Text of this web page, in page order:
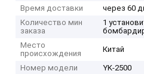
Время доставки
через 60
Количество мин
заказа
1
Место
происхождения
Китай
Номер модели YK-2500